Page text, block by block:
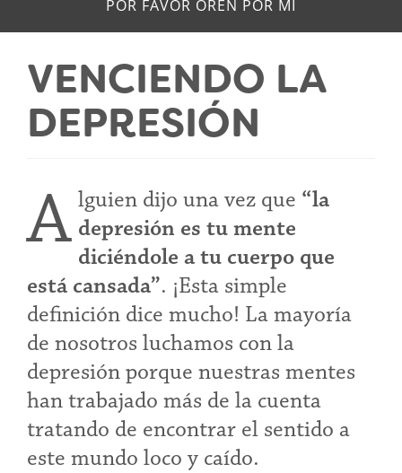
POR FAVOR OREN POR MÍ
VENCIENDO LA
DEPRESIÓN
A lguien dijo una vez que “la
depresión es tu mente
diciéndole a tu cuerpo que
está cansada”. ¡Esta simple
definición dice mucho! La mayoría
de nosotros luchamos con la
depresión porque nuestras mentes
han trabajado más de la cuenta
tratando de encontrar el sentido a
este mundo loco y caído.